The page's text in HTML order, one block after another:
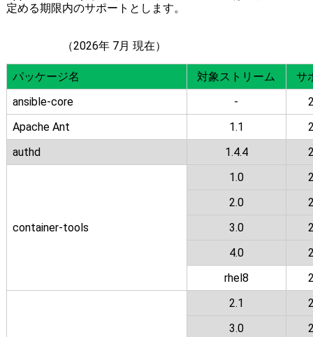
定める期限内のサポートとします。
（2026年 7月 現在）
パッケージ名 対象ストリーム
サ
ansible-core
-
Apache Ant
1.1
authd
1.4.4
container-tools
1.0
2.0
3.0
4.0
rhel8
2.1
3.0